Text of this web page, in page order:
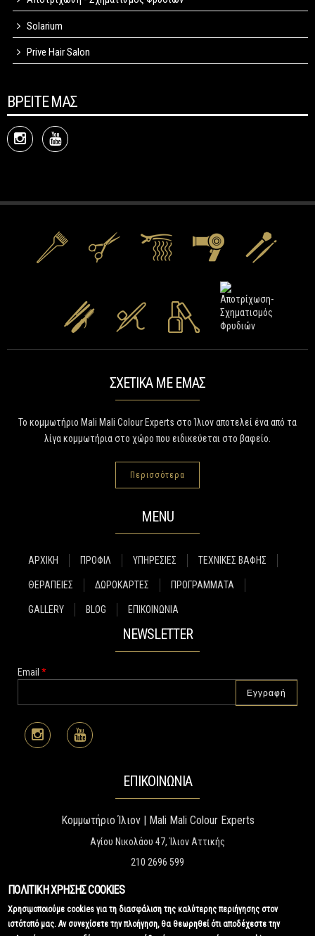
Solarium
Prive Hair Salon
ΒΡΕΙΤΕ ΜΑΣ
ΣΧΕΤΙΚΑ ΜΕ ΕΜΑΣ
Το κομμωτήριο Mali Mali Colour Experts στο Ίλιον αποτελεί ένα από τα
λίγα κομμωτήρια στο χώρο που ειδικεύεται στο βαφείο.
Περισσότερα
MENU
ΑΡΧΙΚΗ ΠΡΟΦΙΛ ΥΠΗΡΕΣΙΕΣ ΤΕΧΝΙΚΕΣ ΒΑΦΗΣ
ΘΕΡΑΠΕΙΕΣ ΔΩΡΟΚΑΡΤΕΣ ΠΡΟΓΡΑΜΜΑΤΑ
GALLERY BLOG ΕΠΙΚΟΙΝΩΝΙΑ
NEWSLETTER
Email *
ΕΠΙΚΟΙΝΩΝΙΑ
Κομμωτήριο Ίλιον | Mali Mali Colour Experts
Αγίου Νικολάου 47, Ίλιον Αττικής
210 2696 599
malimaliexpression@gmail.com
ΠΟΛΙΤΙΚΗ ΧΡΗΣΗΣ COOKIES
Χρησιμοποιούμε cookies για τη διασφάλιση της καλύτερης περιήγησης στον
ιστότοπό μας. Αν συνεχίσετε την πλοήγηση, θα θεωρηθεί ότι αποδέχεστε την